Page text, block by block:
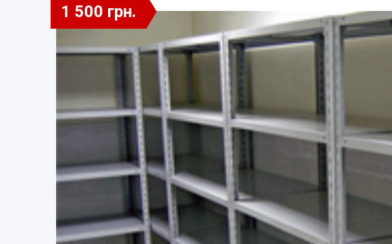
1 500 грн.